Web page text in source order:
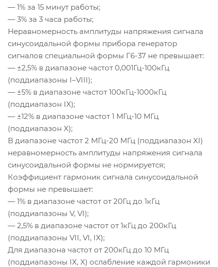
— 1% за 15 минут работы;
— 3% за 3 часа работы;
Неравномерность амплитуды напряжения сигнала
синусоидальной формы прибора генератор
сигналов специальной формы Г6-37 не превышает:
— ±2,5% в диапазоне частот 0,001Гц-100кГц
(поддиапазоны I–VIII);
— ±5% в диапазоне частот 100кГц-1000кГц
(поддиапазон IX);
— ±12% в диапазоне частот 1 МГц-10 МГц
(поддиапазон X);
В диапазоне частот 2 МГц-20 МГц (поддиапазон XI)
неравномерность амплитуды напряжения сигнала
синусоидальной формы не нормируется;
Коэффициент гармоник сигнала синусоидальной
формы не превышает:
— 1% в диапазоне частот от 20Гц до 1кГц
(поддиапазоны V, VI);
— 2,5% в диапазоне частот от 1кГц до 200кГц
(поддиапазоны VII, VI, IX);
Для диапазона частот от 200кГц до 10 МГц
(поддиапазоны IХ, X) ослабление каждой гармоники